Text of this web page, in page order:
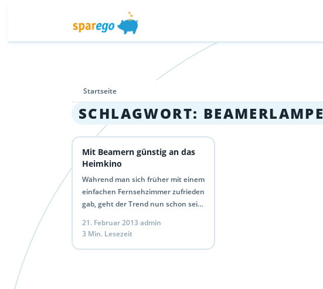
Startseite
SCHLAGWORT: BEAMERLAMPE
Mit Beamern günstig an das
Heimkino
Während man sich früher mit einem
einfachen Fernsehzimmer zufrieden
gab, geht der Trend nun schon seit
Heimkino. Der Hauptgrund dafür
21. Februar 2013·admin·
3 Min. Lesezeit